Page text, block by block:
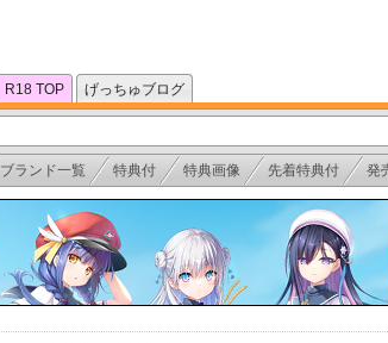
R18 TOP げっちゅブログ
ブランド一覧 特典付 特典画像 先着特典付 発